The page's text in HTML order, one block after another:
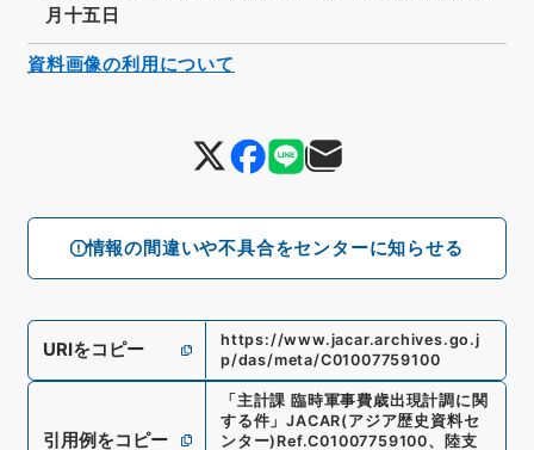
情報の間違いや不具合をセンターに知らせる
月十五日
URIをコピー
https://www.jacar.archives.go.j
p/das/meta/C01007759100
引用例をコピー
「主計課 臨時軍事費歳出現計調に関
する件 」JACAR(アジア歴史資料セ
ンター) Ref.C01007759100、 陸支
資料画像の利用について